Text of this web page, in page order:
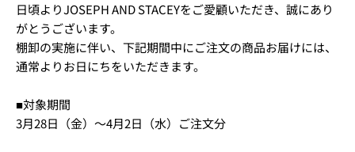
日頃よりJOSEPH AND STACEYをご愛顧いただき、誠にあり
がとうございます。
棚卸の実施に伴い、下記期間中にご注文の商品お届けには、
通常よりお日にちをいただきます。
■対象期間
3月28日（金）～4月2日（水）ご注文分